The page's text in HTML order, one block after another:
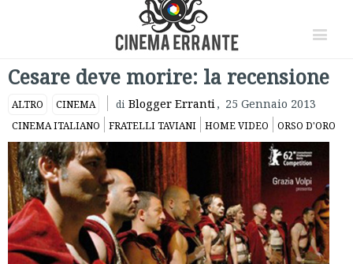
Cesare deve morire: la recensione
ALTRO CINEMA di Blogger Erranti, 25 Gennaio 2013
CINEMA ITALIANO FRATELLI TAVIANI HOME VIDEO ORSO D'ORO